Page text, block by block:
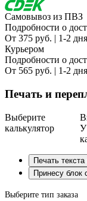
Самовывоз из ПВЗ
Подробности о
От 375 руб. | 1-2 дня
Курьером
Подробности о
От 565 руб. | 1-2 дня
Печать и
Выберите
калькулятор
У
Печать
Принесу блок
Выберите тип заказа